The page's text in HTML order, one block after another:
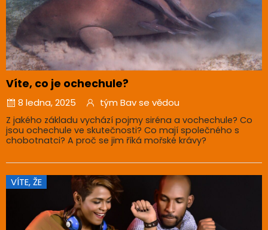
Víte, co je ochechule?
8 ledna, 2025 tým Bav se vědou
Z jakého základu vychází pojmy siréna a vochechule? Co
jsou ochechule ve skutečnosti? Co mají společného s
chobotnatci? A proč se jim říká mořské krávy?
VÍTE, ŽE